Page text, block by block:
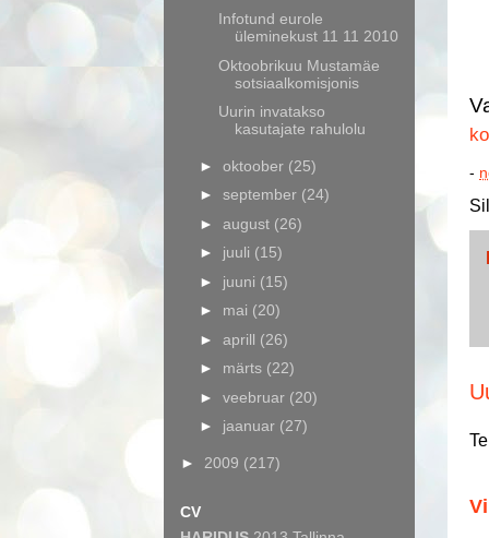
-
Infotund eurole
üleminekust 11 11 2010
Oktoobrikuu Mustamäe
sotsiaalkomisjonis
Uurin invatakso
kasutajate rahulolu
► oktoober (25)
► september (24)
► august (26)
► juuli (15)
► juuni (15)
► mai (20)
► aprill (26)
► märts (22)
► veebruar (20)
► jaanuar (27)
► 2009 (217)
CV